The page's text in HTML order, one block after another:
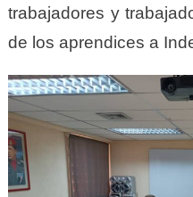
trabajadores y
de los aprendices a